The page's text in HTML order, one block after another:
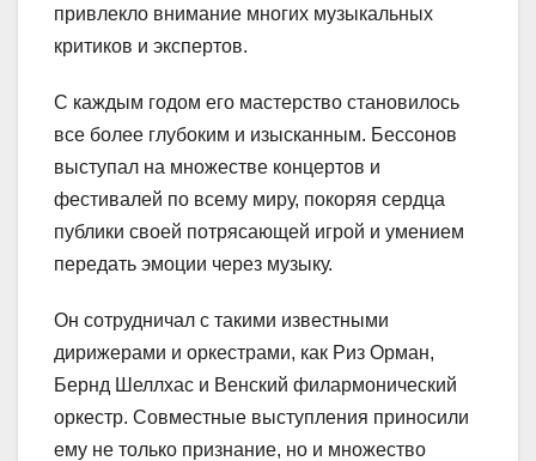
привлекло внимание многих музыкальных
критиков и экспертов.
С каждым годом его мастерство становилось
все более глубоким и изысканным. Бессонов
выступал на множестве концертов и
фестивалей по всему миру, покоряя сердца
публики своей потрясающей игрой и умением
передать эмоции через музыку.
Он сотрудничал с такими известными
дирижерами и оркестрами, как Риз Орман,
Бернд Шеллхас и Венский филармонический
оркестр. Совместные выступления приносили
ему не только признание, но и множество